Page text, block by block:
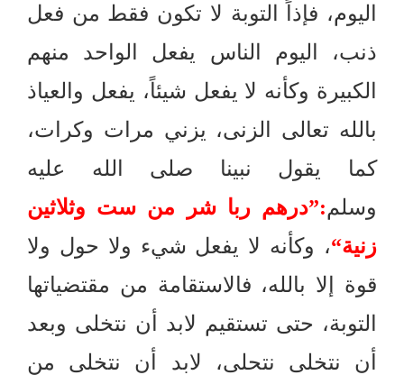
اليوم، فإذاً التوبة لا تكون فقط من فعل
ذنب، اليوم الناس يفعل الواحد منهم
الكبيرة وكأنه لا يفعل شيئاً، يفعل والعياذ
بالله تعالى الزنى، يزني مرات وكرات،
كما يقول نبينا صلى الله عليه
وسلم:”درهم ربا شر من ست وثلاثين
زنية“، وكأنه لا يفعل شيء ولا حول ولا
قوة إلا بالله، فالاستقامة من مقتضياتها
التوبة، حتى تستقيم لابد أن نتخلى وبعد
أن نتخلى نتحلى، لابد أن نتخلى من